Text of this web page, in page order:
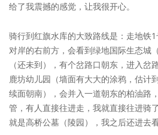
给了我震撼的感觉，让我很开心。
骑行到红旗水库的大致路线是：走地铁
对岸的右前方，会看到绿地国际生态城
（还未到），有个岔路口朝东，进入
鹿坊幼儿园（墙面有大大的涂鸦，估计
续面朝南），会并入一道朝东的柏油路
管，有人直接往进走，我就直接往进骑
就是高桥公墓（陵园），我之后还进去看